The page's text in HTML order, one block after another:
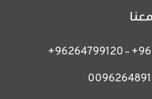
-
96264799120+